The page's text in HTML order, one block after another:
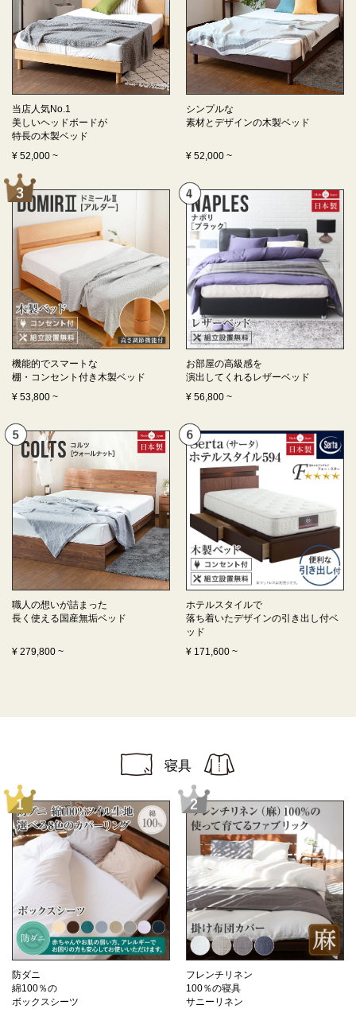
当店人気No.1
美しいヘッドボードが
特長の木製ベッド
¥ 52,000 ~
シンプルな
素材とデザインの木製ベッド
¥ 52,000 ~
機能的でスマートな
棚・コンセント付き木製ベッド
¥ 53,800 ~
お部屋の高級感を
演出してくれるレザーベッド
¥ 56,800 ~
職人の想いが詰まった
長く使える 国産無垢ベッド
¥ 279,800 ~
ホテルスタイルで
落ち着いたデザインの引き出し付ベ
ッド
¥ 171,600 ~
寝具
防ダニ
綿100％の
ボックスシーツ
フレンチリネン
100％の寝具
サニーリネン